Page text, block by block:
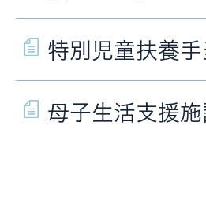
特別児童扶養手
母子生活支援施